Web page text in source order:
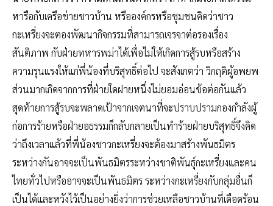
หารือกับเครือข่ายชาวบ้าน หรือองค์กรหรือชุมชนคิดว่าชาว
กะเหรี่ยงจะตองพัฒนากิจกรรมที่สามารถเจรจาต่อรองเรื่อง
สันติภาพ กับฝ่ายทหารพม่าได้เพื่อไม่ให้เกิดการสู้รบหรือสร้าง
ความรุนแรงให้แก่พี่น้องที่บริสุทธิ์ต่อไป จะสังเกตว่า วิกฤติผู้อพยพ
ส่วนมากเกิดจากการที่ฝ่ายใดฝายหนึ่งไม่ยอมอ่อนข้อต่อกันแล้ว
สุดท้ายการสู้รบจะพลาดเป้าจากเจตนาที่จะปราบปรามกองกำลังผู้
ก่อการร้ายหรือฝ่ายอธรรมก็กลับกลายเป็นทำร้ายฝ่ายบริสุทธิ์จึงคิด
ว่าถึงเวลาแล้วที่พี่น้องชาวกะเหรี่ยงจะต้องมาสร้างพันธมิตร
ระหว่างกันอาจจะเป็นพันธมิตรระหว่างชาติพันธุ์กะเหรี่ยงและคน
ไทยทั่วไปหรืออาจจะเป็นพันธมิตร ระหว่างกะเหรี่ยงกับกลุ่มอื่นก็
เป็นได้และหวังไว้เป็นอย่างยิ่งว่าการช่วยเหลือชาวบ้านที่เดือดร้อน